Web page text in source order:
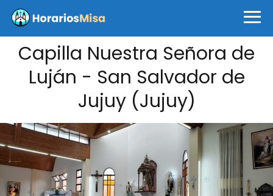
Capilla Nuestra Señora de
Luján - San Salvador de
Jujuy (Jujuy)